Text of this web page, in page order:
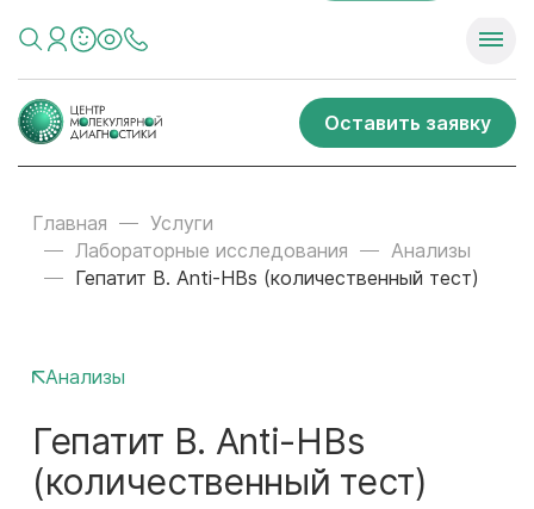
Оставить заявку
Главная
Услуги
Лабораторные исследования
Анализы
Гепатит В. Anti-HBs (количественный тест)
Анализы
Гепатит В. Anti-HBs
(количественный тест)